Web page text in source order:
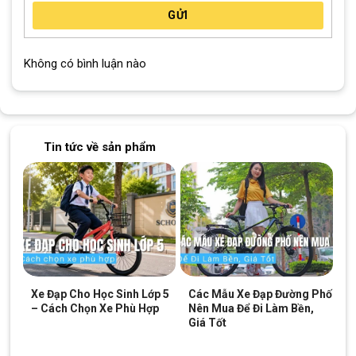
Bánh phụ tiện lợi giúp bé tập luyện giữ thăng bằng hiệu quả
Phanh đĩa cơ nhạy
giúp bé dễ dàng kiểm soát tốc độ và dừng xe một cách an
toàn. Điều này đặc biệt quan trọng khi bé mới bắt đầu học đạp
GỬI
Không có bình luận nào
Tin tức về sản phẩm
Xe Đạp Cho Học Sinh Lớp 5
– Cách Chọn Xe Phù Hợp
Các Mẫu Xe Đạp Đường Phố
Nên Mua Để Đi Làm Bền,
Giá Tốt